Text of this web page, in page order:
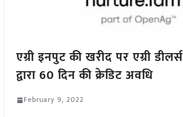
एग्री इनपुट की खरीद पर एग्री
द्वारा 60 दिन की क्रेडिट अवधि
February 9, 2022